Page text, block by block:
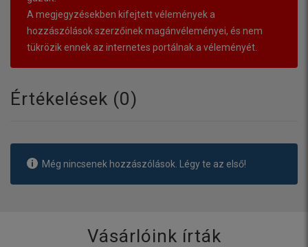
A megjegyzésekben kifejtett vélemények a
hozzászólások szerzőinek magánvéleményei, és nem
tükrözik ennek az internetes portálnak a véleményét.
Értékelések (0)
Még nincsenek hozzászólások. Légy te az első!
Vásárlóink írták